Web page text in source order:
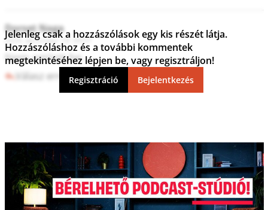
Dorset Naga
2024. december 19. 09:57
Nem omlott be.
Válasz erre 5 2
Jelenleg csak a hozzászólások egy kis részét látja.
Hozzászóláshoz és a további kommentek
megtekintéséhez lépjen be, vagy regisztráljon!
Regisztráció Bejelentkezés